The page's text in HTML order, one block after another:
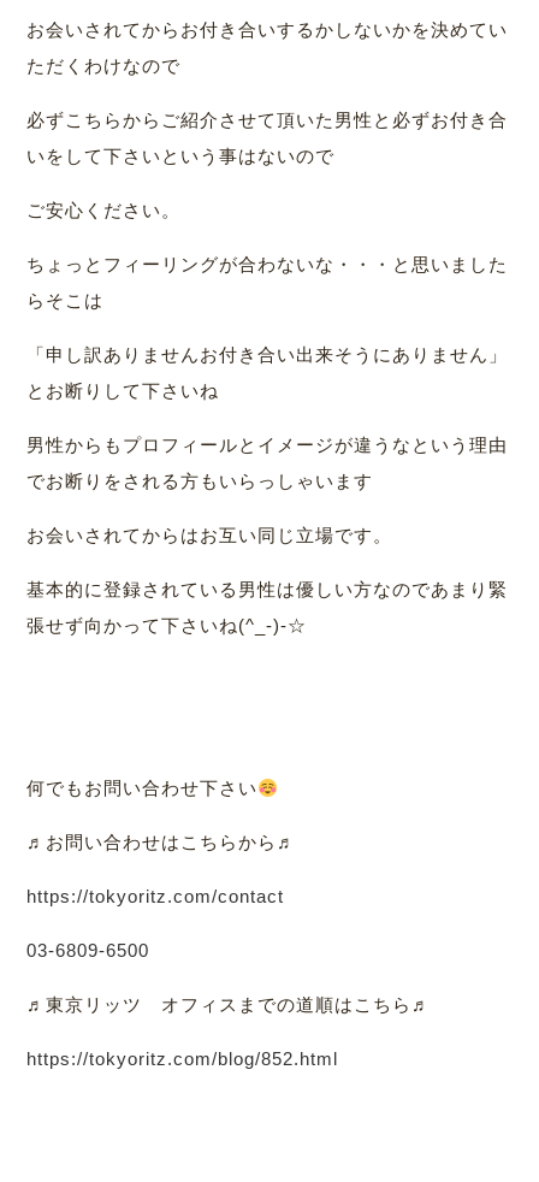
お会いされてからお付き合いするかしないかを決めてい
ただくわけなので
必ずこちらからご紹介させて頂いた男性と必ずお付き合
いをして下さいという事はないので
ご安心ください。
ちょっとフィーリングが合わないな・・・と思いました
らそこは
「申し訳ありませんお付き合い出来そうにありません」
とお断りして下さいね
男性からもプロフィールとイメージが違うなという理由
でお断りをされる方もいらっしゃいます
お会いされてからはお互い同じ立場です。
基本的に登録されている男性は優しい方なのであまり緊
張せず向かって下さいね(^_-)-☆
何でもお問い合わせ下さい
♬お問い合わせはこちらから♬
https://tokyoritz.com/contact
03-6809-6500
♬東京リッツ オフィスまでの道順はこちら♬
https://tokyoritz.com/blog/852.html